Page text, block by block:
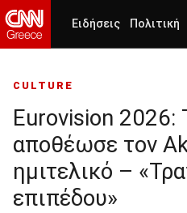
Ειδήσεις Πολιτική
CULTURE
Eurovision 2026:
αποθέωσε τον
ημιτελικό –
επιπέδου»